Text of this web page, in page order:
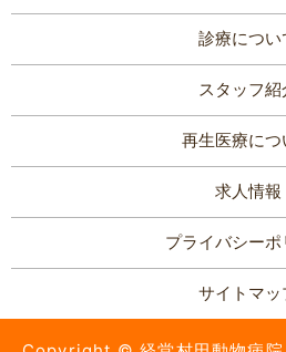
診療につい
スタッフ紹
再生医療につ
求人情報
プライバシーポ
サイトマッ